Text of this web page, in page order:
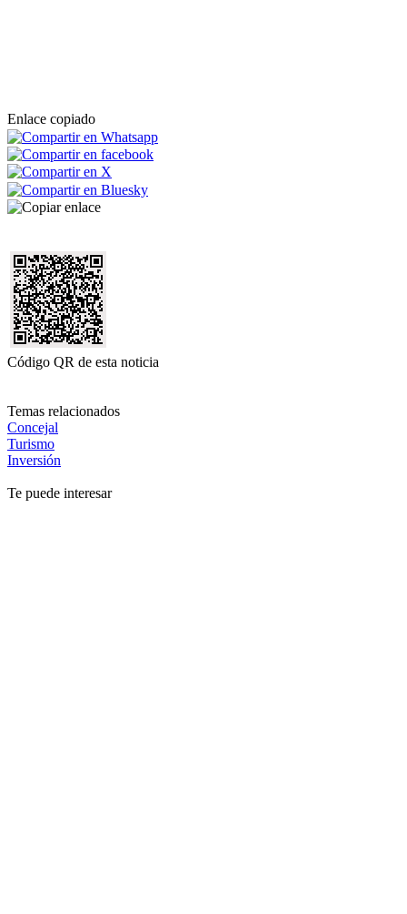
Enlace copiado
Código QR de esta noticia
Temas relacionados
Concejal
Turismo
Inversión
Te puede interesar